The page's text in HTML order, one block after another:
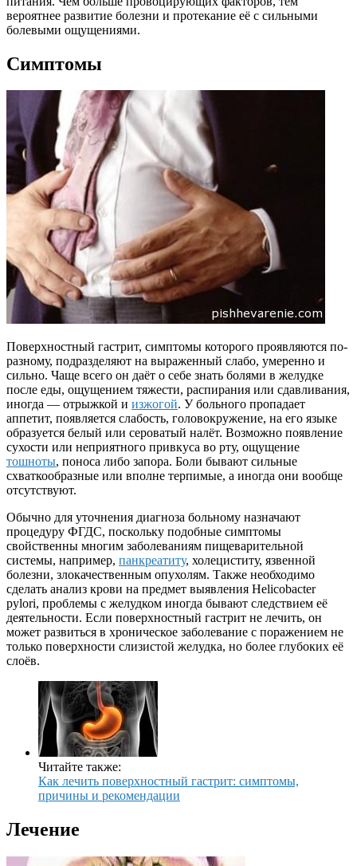
вероятнее развитие болезни и протекание её с сильными
болевыми ощущениями.
Симптомы
Поверхностный гастрит, симптомы которого проявляются по-
разному, подразделяют на выраженный слабо, умеренно и
сильно. Чаще всего он даёт о себе знать болями в желудке
после еды, ощущением тяжести, распирания или сдавливания,
иногда — отрыжкой и изжогой. У больного пропадает
аппетит, появляется слабость, головокружение, на его языке
образуется белый или сероватый налёт. Возможно появление
сухости или неприятного привкуса во рту, ощущение
тошноты, поноса либо запора. Боли бывают сильные
схваткообразные или вполне терпимые, а иногда они вообще
отсутствуют.
Обычно для уточнения диагноза больному назначают
процедуру ФГДС, поскольку подобные симптомы
свойственны многим заболеваниям пищеварительной
системы, например, панкреатиту, холециститу, язвенной
болезни, злокачественным опухолям. Также необходимо
сделать анализ крови на предмет выявления Helicobacter
pylori, проблемы с желудком иногда бывают следствием её
деятельности. Если поверхностный гастрит не лечить, он
может развиться в хроническое заболевание с поражением не
только поверхности слизистой желудка, но более глубоких её
слоёв.
Читайте также:
Как лечить поверхностный гастрит: симптомы,
причины и рекомендации
Лечение